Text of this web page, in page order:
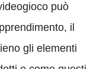
può
il
gli elementi